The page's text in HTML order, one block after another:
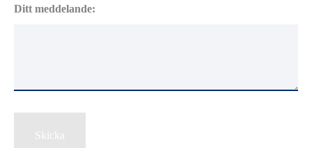
Ditt meddelande:
Skicka